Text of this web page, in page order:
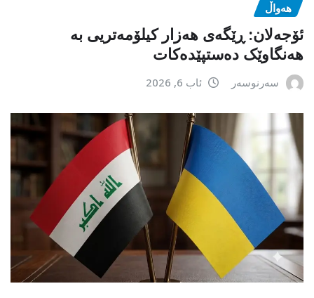
هەواڵ
ئۆجەلان: ڕێگەی هەزار کیلۆمەتریی بە
هەنگاوێک دەستپێدەکات
سەرنوسەر ئاب 6, 2026